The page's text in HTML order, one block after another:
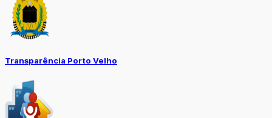
Transparência Porto Velho